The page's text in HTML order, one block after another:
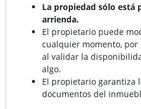
La propiedad sólo está
arrienda.
El propietario puede
cualquier momento,
al validar la
algo.
El propietario garantiza
documentos del